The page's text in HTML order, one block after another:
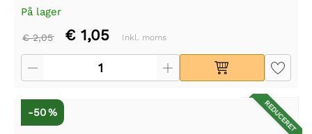
På lager
€ 2,05 € 1,05 Inkl. moms
REDUCERET
-50 %